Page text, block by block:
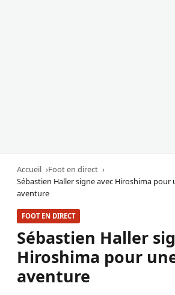
Accueil
Foot en direct
Sébastien Haller signe avec Hiroshima pour
aventure
FOOT EN DIRECT
Sébastien Haller
Hiroshima pour
aventure